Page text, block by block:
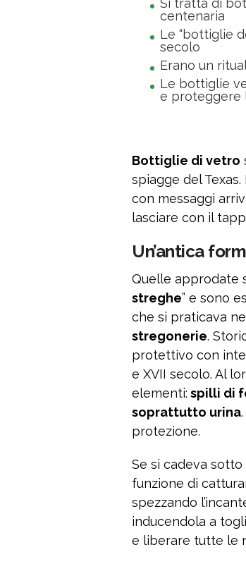
Si tratta di
centenaria
Le “bottiglie
secolo
Erano un
Le bottiglie
e proteggere
Bottiglie di vetro
spiagge del
con messaggi
lasciare con il
Un’antica
Quelle approdate
streghe” e sono
che si praticava
stregonerie.
protettivo con
e XVII secolo. Al
elementi: spilli di
soprattutto urina
protezione.
Se si cadeva
funzione di
spezzando
inducendola a
e liberare tutte le